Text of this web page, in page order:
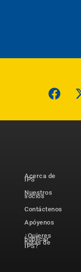
Acerca de
IPS
Nuestros
socios
Contáctenos
Apóyenos
¿Quieres
publicar
notas de
IPS?